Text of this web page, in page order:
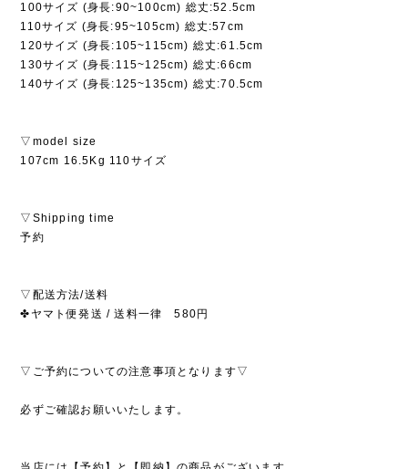
100サイズ (身長:90~100cm) 総丈:52.5cm
110サイズ (身長:95~105cm) 総丈:57cm
120サイズ (身長:105~115cm) 総丈:61.5cm
130サイズ (身長:115~125cm) 総丈:66cm
140サイズ (身長:125~135cm) 総丈:70.5cm
▽model size
107cm 16.5Kg 110サイズ
▽Shipping time
予約
▽配送方法/送料
✤ヤマト便発送 / 送料一律 580円
▽ご予約についての注意事項となります▽
必ずご確認お願いいたします。